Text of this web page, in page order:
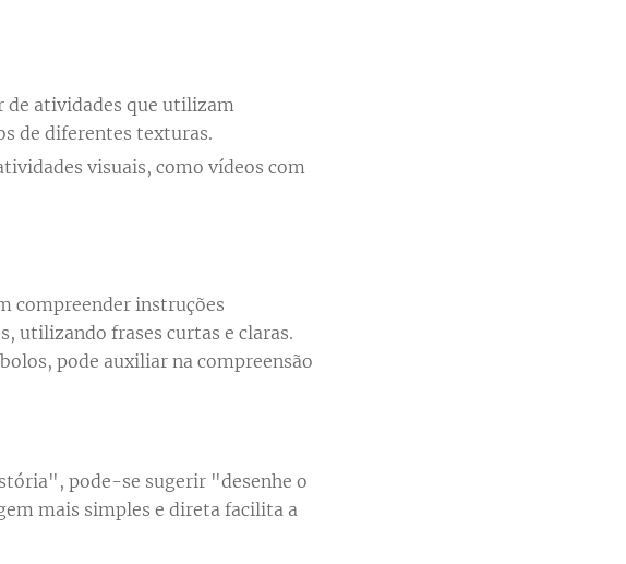
de atividades que utilizam
de diferentes texturas.
visuais, como vídeos com
compreender instruções
utilizando frases curtas e claras.
pode auxiliar na compreensão
pode-se sugerir "desenhe o
mais simples e direta facilita a